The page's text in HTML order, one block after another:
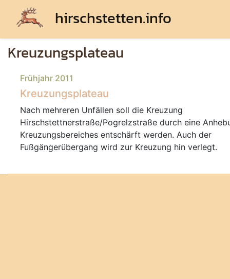
hirschstetten.info
Kreuzungsplateau
Frühjahr 2011
Kreuzungsplateau
Nach mehreren Unfällen soll die Kreuzung
Hirschstettnerstraße/Pogrelzstraße durch eine
Kreuzungsbereiches entschärft werden. Auch der
Fußgängerübergang wird zur Kreuzung hin verlegt.